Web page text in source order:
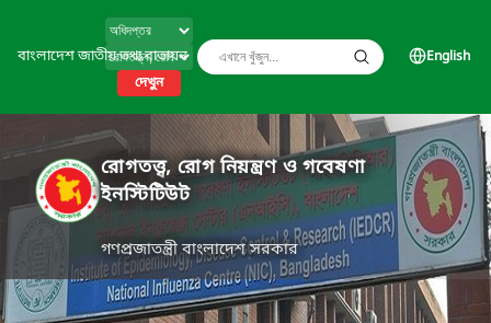
বাংলাদেশ জাতীয় তথ্য বাতায়ন
দেখুন
English
রোগতত্ত্ব, রোগ নিয়ন্ত্রণ ও গবেষণা
ইনস্টিটিউট
গণপ্রজাতন্ত্রী বাংলাদেশ সরকার